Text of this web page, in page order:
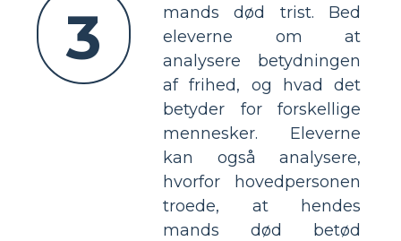
3
mands død trist. Bed
eleverne om at
analysere betydningen
af ​​frihed, og hvad det
betyder for forskellige
mennesker. Eleverne
kan også analysere,
hvorfor hovedpersonen
troede, at hendes
mands død betød